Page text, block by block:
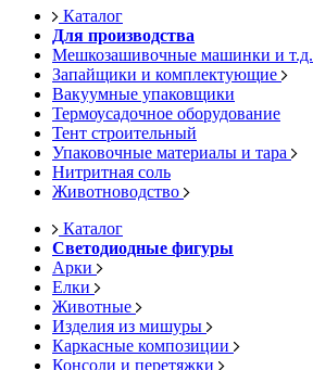
Каталог
Для производства
Мешкозашивочные машинки и т.д.
Запайщики и комплектующие
Вакуумные упаковщики
Термоусадочное оборудование
Тент строительный
Упаковочные материалы и тара
Нитритная соль
Животноводство
Каталог
Светодиодные фигуры
Арки
Елки
Животные
Изделия из мишуры
Каркасные композиции
Консоли и перетяжки